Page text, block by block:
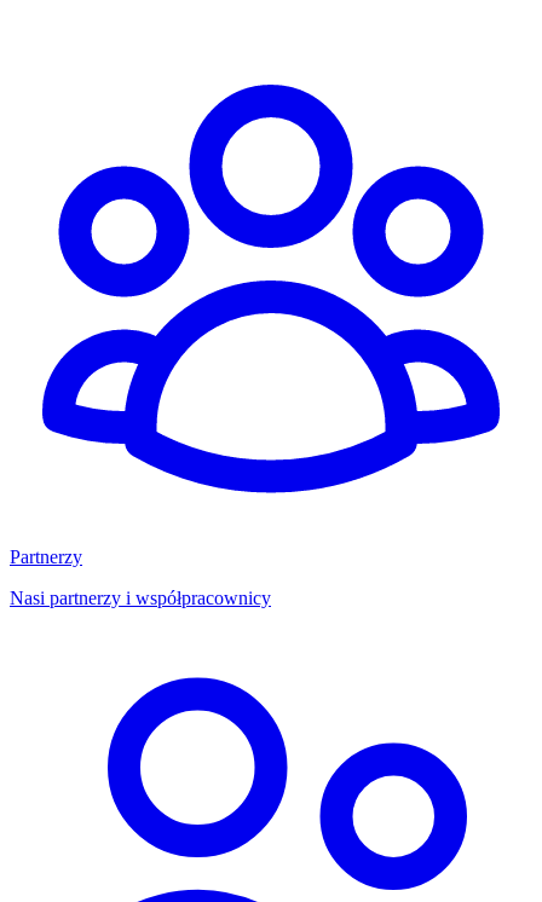
Partnerzy
Nasi partnerzy i współpracownicy